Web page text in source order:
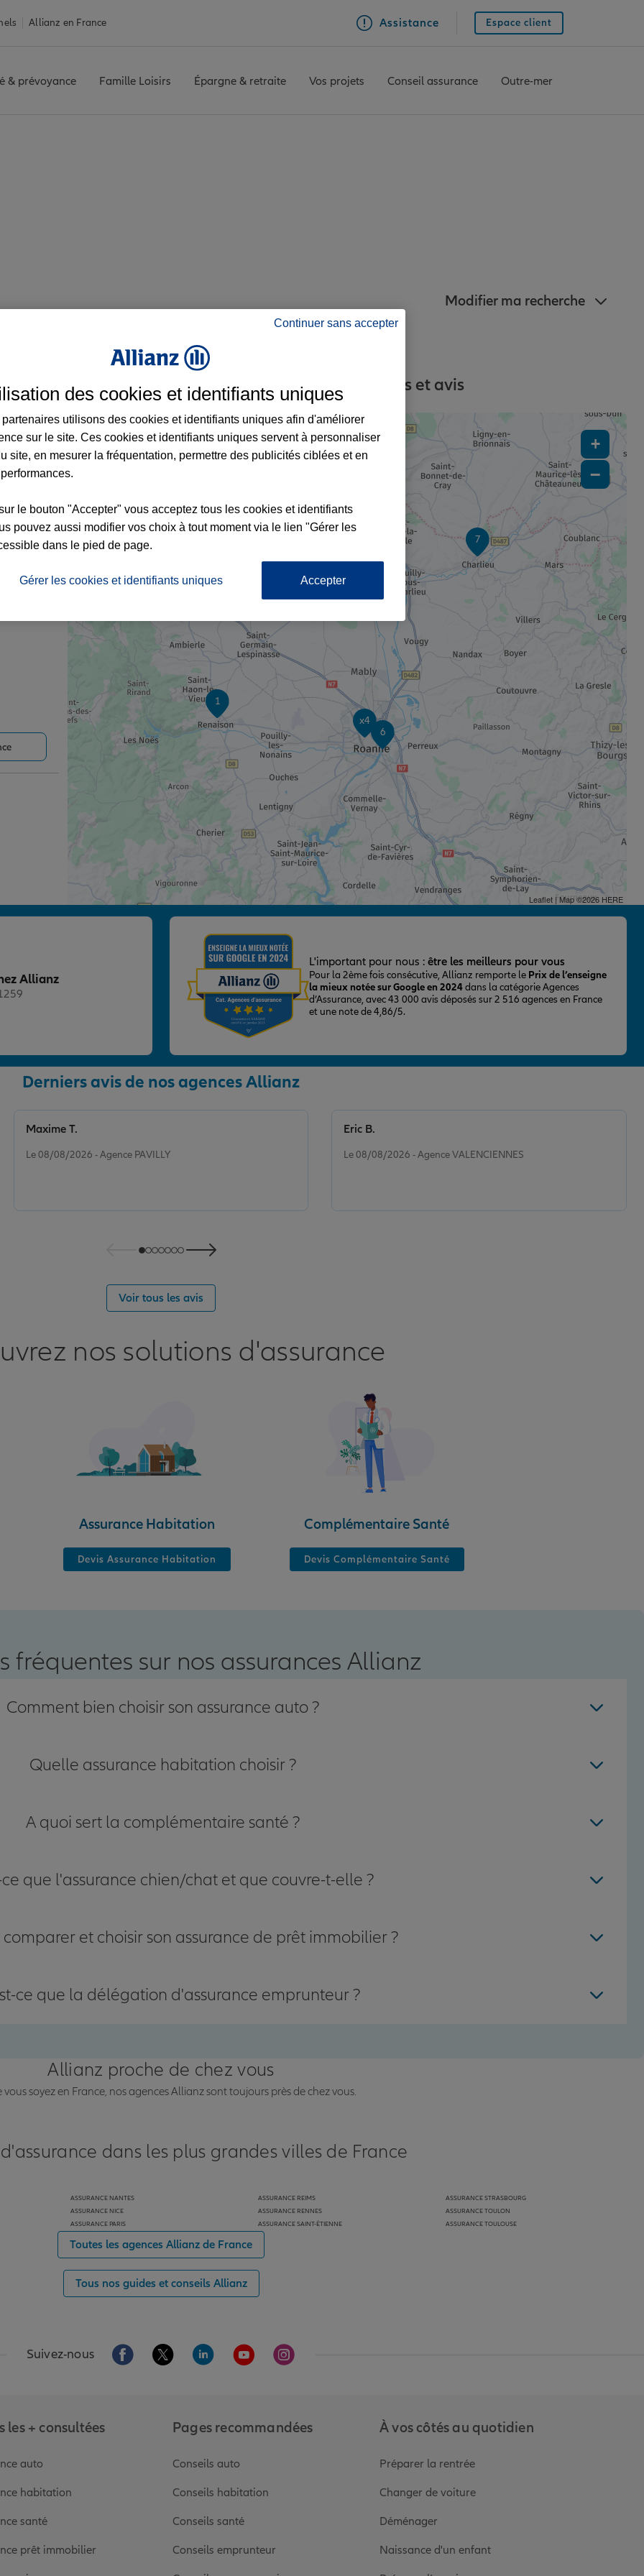
Allianz en France Assistance Espace client
& prévoyance Famille Loisirs Épargne & retraite Vos projets Conseil assurance Outre-mer
Modifier ma recherche
à Renaison et aux alentours : adresses, contacts et avis
7
1
6
x4
+
−
Leaflet| Map ©2026 HERE
Allianz
L'important pour nous : être les meilleurs pour vous
Pour la 2ème fois consécutive, Allianz remporte le Prix de l’enseigne
la mieux notée sur Google en 2024dans la catégorie Agences
d’Assurance, avec 43 000 avis déposés sur 2 516 agences en France
et une note de 4,86/5.
Derniers avis de nos agences Allianz
Le 08/08/2026 - Agence PAVILLY
Maxime T.
Le 08/08/2026 - Agence VALENCIENNES
Eric B.
Voir tous les avis
nos solutions d'assurance
Assurance Habitation
Devis Assurance Habitation
Complémentaire Santé
Devis Complémentaire Santé
fréquentes sur nos assurances Allianz
Comment bien choisir son assurance auto ?
Quelle assurance habitation choisir ?
A quoi sert la complémentaire santé ?
que l'assurance chien/chat et que couvre-t-elle ?
et choisir son assurance de prêt immobilier ?
ce que la délégation d'assurance emprunteur ?
Allianz proche de chez vous
vous soyez en France, nos agences Allianz sont toujours près de chez vous.
dans les plus grandes villes de France
ASSURANCE NANTES
ASSURANCE NICE
ASSURANCE PARIS
ASSURANCE REIMS
ASSURANCE RENNES
ASSURANCE SAINT-ÉTIENNE
ASSURANCE STRASBOURG
ASSURANCE TOULON
ASSURANCE TOULOUSE
Toutes les agences Allianz de France
Tous nos guides et conseils Allianz
Suivez-nous Aller sur la page Facebook de Allianz
Aller sur la page Twitter de Allianz
Aller sur la page Linkedin de Allianz
Aller sur la page Youtube de Allianz
Aller sur la page Instagram de Allianz
les + consultées
auto
habitation
santé
prêt immobilier
Pages recommandées
Conseils auto
Conseils habitation
Conseils santé
Conseils emprunteur
À vos côtés au quotidien
Préparer la rentrée
Changer de voiture
Déménager
Naissance d'un enfant
Continuer sans accepter
des cookies et identifiants uniques
partenaires utilisons des cookies et identifiants uniques afin d'améliorer
sur le site. Ces cookies et identifiants uniques servent à personnaliser
site, en mesurer la fréquentation, permettre des publicités ciblées et en
le bouton "Accepter" vous acceptez tous les cookies et identifiants
pouvez aussi modifier vos choix à tout moment via le lien "Gérer les
dans le pied de page.
Gérer les cookies et identifiants uniques Accepter